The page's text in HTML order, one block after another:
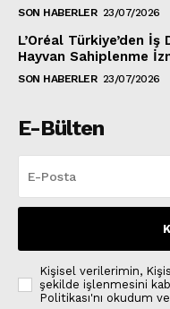
SON HABERLER 23/07/2026
L’Oréal Türkiye’den İş
Hayvan Sahiplenme
SON HABERLER 23/07/2026
E-Bülten
Kişisel verilerimin,
şekilde işlenmesini
Politikası'nı okudum